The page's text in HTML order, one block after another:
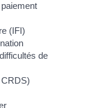
(IFI)
de